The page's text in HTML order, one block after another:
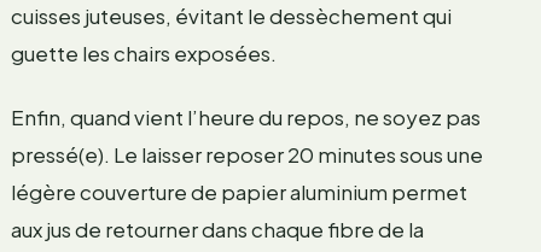
cuisses juteuses, évitant le dessèchement qui
guette les chairs exposées.
Enfin, quand vient l’heure du repos, ne soyez pas
pressé(e). Le laisser reposer 20 minutes sous une
légère couverture de papier aluminium permet
aux jus de retourner dans chaque fibre de la